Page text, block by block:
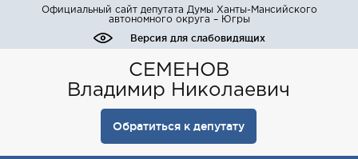
Официальный сайт депутата Думы Ханты-Мансийского
автономного округа – Югры
Версия для слабовидящих
СЕМЕНОВ
Владимир Николаевич
Обратиться к депутату